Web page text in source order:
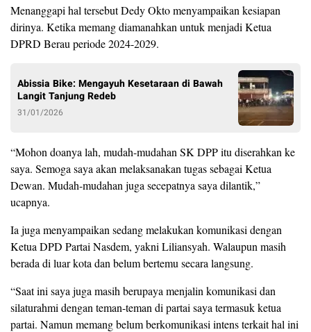
Menanggapi hal tersebut Dedy Okto menyampaikan kesiapan
dirinya. Ketika memang diamanahkan untuk menjadi Ketua
DPRD Berau periode 2024-2029.
Abissia Bike: Mengayuh Kesetaraan di Bawah
Langit Tanjung Redeb
31/01/2026
“Mohon doanya lah, mudah-mudahan SK DPP itu diserahkan ke
saya. Semoga saya akan melaksanakan tugas sebagai Ketua
Dewan. Mudah-mudahan juga secepatnya saya dilantik,”
ucapnya.
Ia juga menyampaikan sedang melakukan komunikasi dengan
Ketua DPD Partai Nasdem, yakni Liliansyah. Walaupun masih
berada di luar kota dan belum bertemu secara langsung.
“Saat ini saya juga masih berupaya menjalin komunikasi dan
silaturahmi dengan teman-teman di partai saya termasuk ketua
partai. Namun memang belum berkomunikasi intens terkait hal ini